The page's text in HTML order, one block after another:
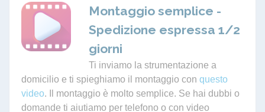
Montaggio semplice -
Spedizione espressa 1/2
giorni
Ti inviamo la strumentazione a
domicilio e ti spieghiamo il montaggio con questo
video. Il montaggio è molto semplice. Se hai dubbi o
domande ti aiutiamo per telefono o con video